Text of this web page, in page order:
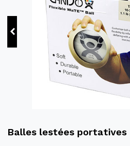
Balles lestées portatives